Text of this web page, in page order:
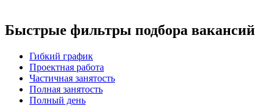
Быстрые фильтры подбора вакансий
Гибкий график
Проектная работа
Частичная занятость
Полная занятость
Полный день